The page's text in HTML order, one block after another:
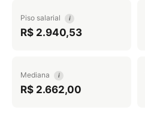
Piso salarial i
R$ 2.940,53
Mediana i
R$ 2.662,00